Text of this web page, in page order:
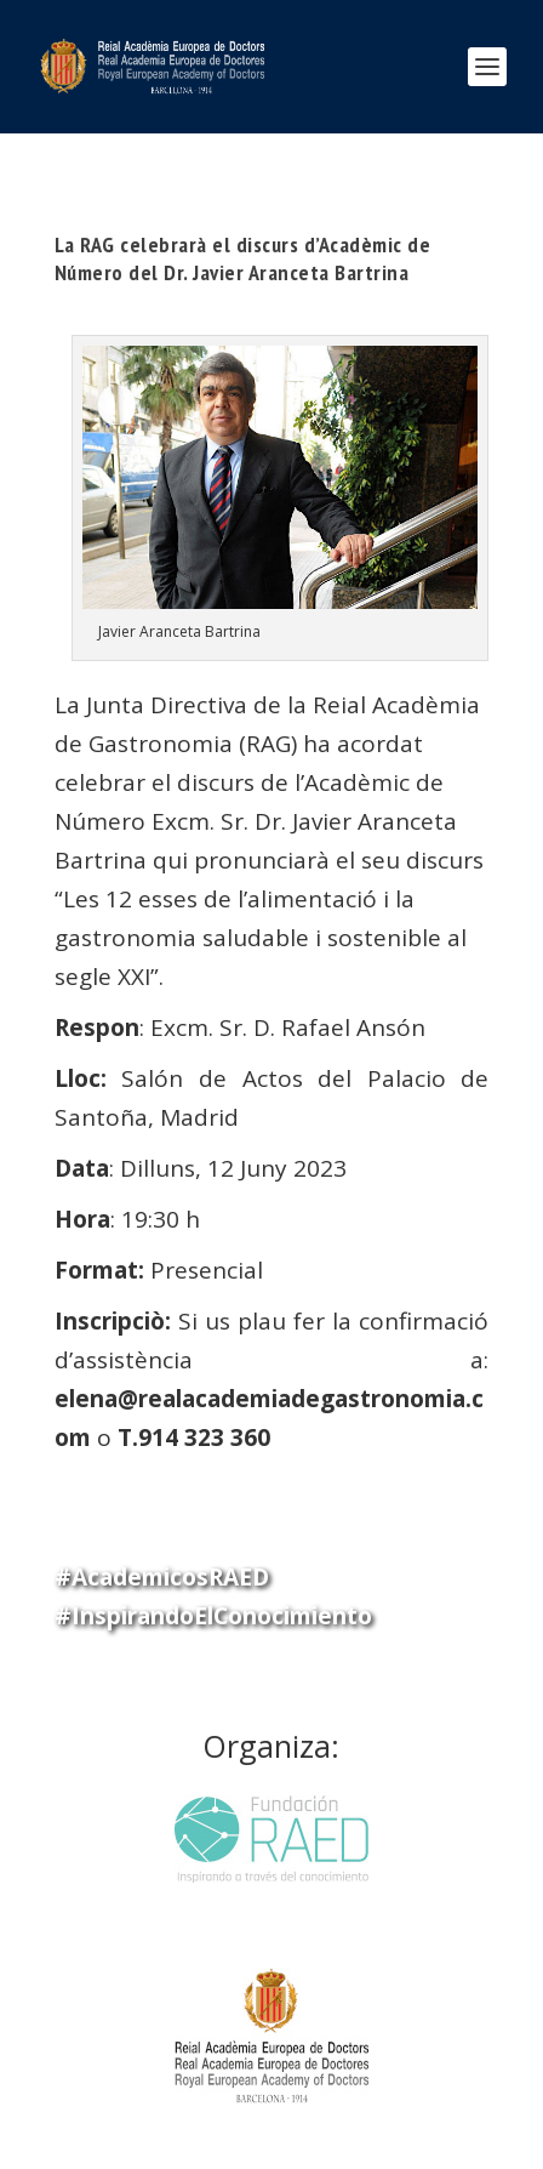
La RAG celebrarà el discurs d’Acadèmic de
Número del Dr. Javier Aranceta Bartrina
Javier Aranceta Bartrina
La Junta Directiva de la Reial Acadèmia
de Gastronomia (RAG) ha acordat
celebrar el discurs de l’Acadèmic de
Número Excm. Sr. Dr. Javier Aranceta
Bartrina qui pronunciarà el seu discurs
“Les 12 esses de l’alimentació i la
gastronomia saludable i sostenible al
segle XXI”.
Respon: Excm. Sr. D. Rafael Ansón
Lloc: Salón de Actos del Palacio de
Santoña, Madrid
Data: Dilluns, 12 Juny 2023
Hora: 19:30 h
Format: Presencial
Inscripciò: Si us plau fer la confirmació
d’assistència a:
elena@realacademiadegastronomia.c
om o T.914 323 360
#AcademicosRAED
#InspirandoElConocimiento
Organiza: